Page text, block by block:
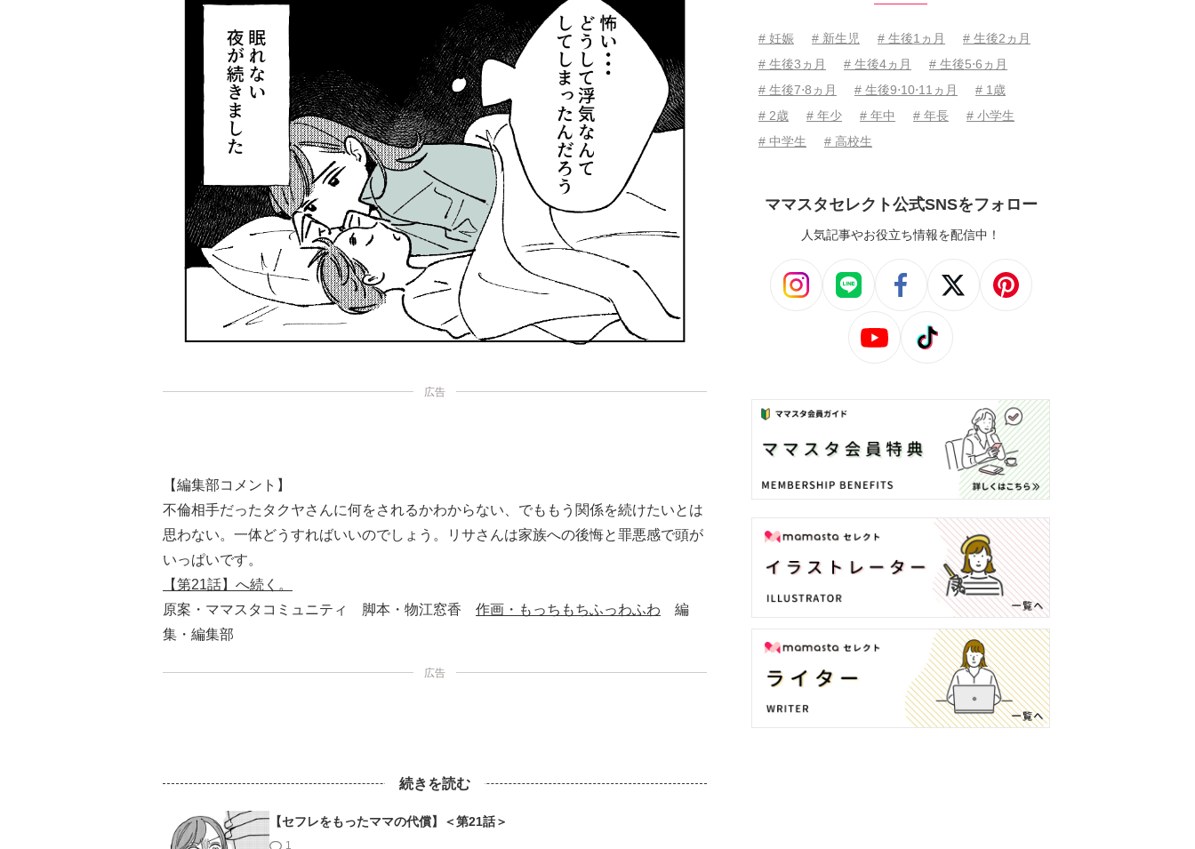
広告
【編集部コメント】
不倫相手だったタクヤさんに何をされるかわからない、でももう関係を続けたいとは
思わない。一体どうすればいいのでしょう。リサさんは家族への後悔と罪悪感で頭が
いっぱいです。
【第21話】へ続く。
原案・ママスタコミュニティ 脚本・物江窓香 作画・もっちもちふっわふわ 編
集・編集部
広告
続きを読む
【セフレをもったママの代償】＜第21話＞
1
# 妊娠 # 新生児 # 生後1ヵ月
# 生後2ヵ月
# 生後3ヵ月
# 生後4ヵ月
# 生後5⋅6ヵ月
# 生後7⋅8ヵ月
# 生後9⋅10⋅11ヵ月
# 1歳
# 2歳
# 年少 # 年中 # 年長
# 小学生
# 中学生
# 高校生
ママスタセレクト公式SNSをフォロー
人気記事やお役立ち情報を配信中！